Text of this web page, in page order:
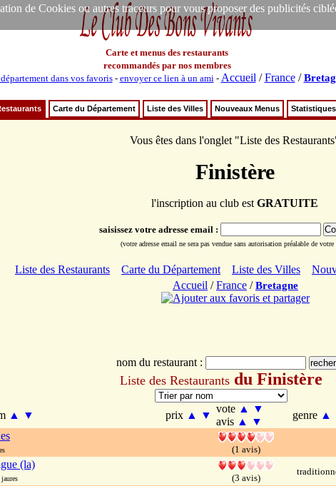
de Cookies ou autres traceurs pour vous proposer des publicités
Carte et menus des restaurants
recommandés par nos membres
dans vos favoris- envoyer ce lien à un ami- Accueil /France/
Carte du Département Liste des Villes Nouveaux Menus Statistiques
Vous êtes dans l'onglet "Liste des
Finistère
l'inscription au club est GRATUITE
saisissez votre adresse email :
(votre adresse email ne sera pas vendue sans autorisation préalable de votre
Liste des Restaurants Carte du Département Liste des Villes
Accueil /France /Bretagne
nom du restaurant :
Liste des Restaurants du Finistère
▲ ▼ prix ▲ ▼
vote ▲
▼
avis ▲ ▼
genre ▲
(1 avis)
(la)
(3 avis)